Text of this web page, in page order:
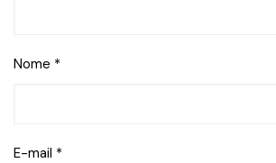
Nome *
E-mail *